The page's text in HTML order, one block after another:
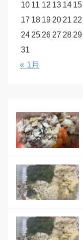
10 11 12 13 14 15
17 18 19 20 21 22
24 25 26 27 28 29
31
« 1月